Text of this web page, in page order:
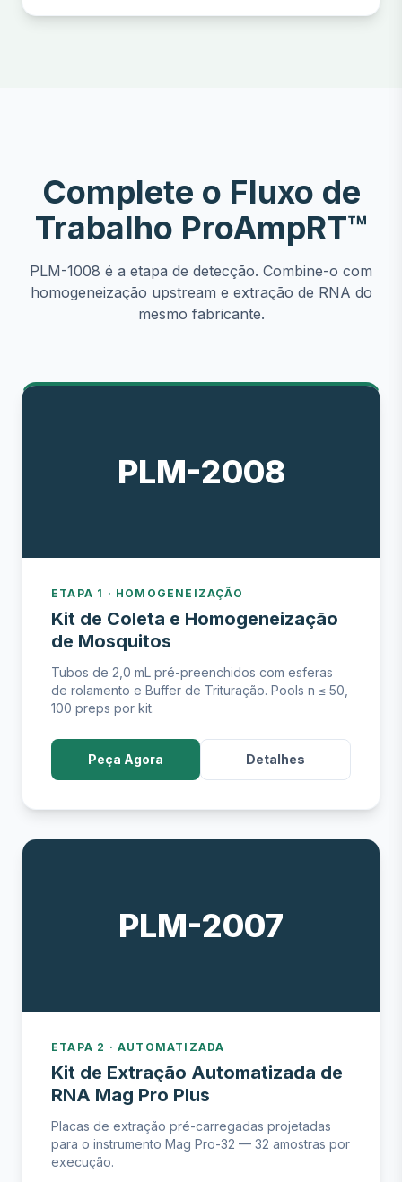
Complete o Fluxo de
Trabalho ProAmpRT™
PLM-1008 é a etapa de detecção. Combine-o com
homogeneização upstream e extração de RNA do
mesmo fabricante.
PLM-2008
ETAPA 1 · HOMOGENEIZAÇÃO
Kit de Coleta e Homogeneização
de Mosquitos
Tubos de 2,0 mL pré-preenchidos com esferas
de rolamento e Buffer de Trituração. Pools n ≤ 50,
100 preps por kit.
Peça Agora Detalhes
PLM-2007
ETAPA 2 · AUTOMATIZADA
Kit de Extração Automatizada de
RNA Mag Pro Plus
Placas de extração pré-carregadas projetadas
para o instrumento Mag Pro-32 — 32 amostras por
execução.